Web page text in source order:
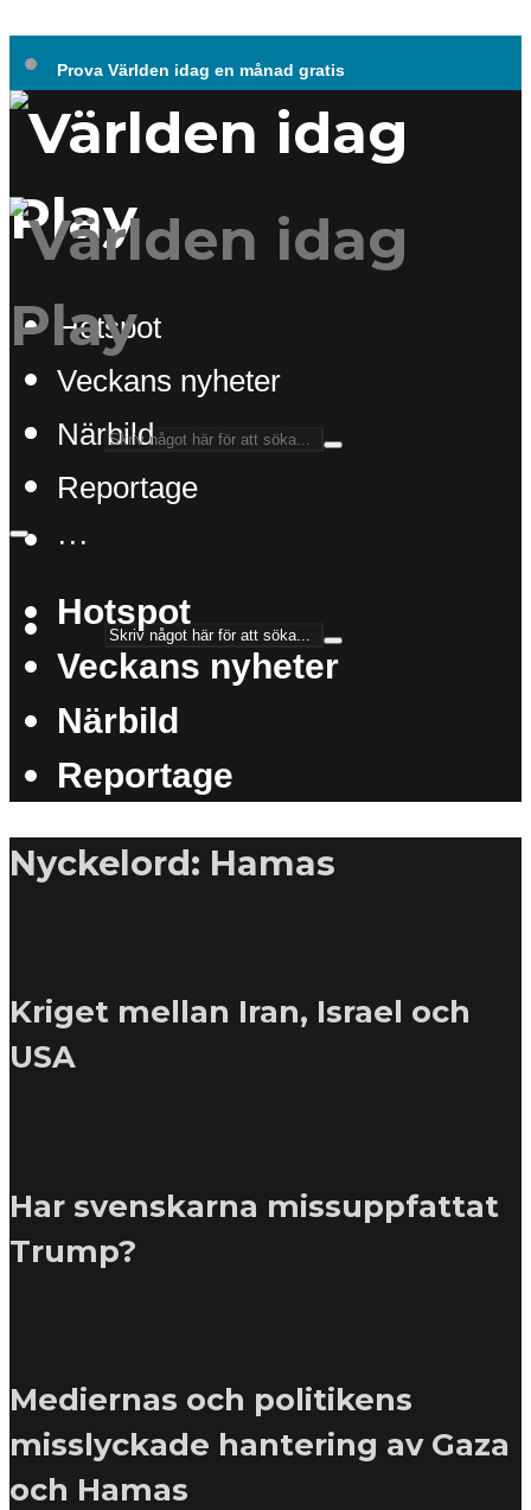
Prova Världen idag en månad gratis
Hotspot
Veckans nyheter
Närbild
Reportage
···
Hotspot
Veckans nyheter
Närbild
Reportage
Nyckelord: Hamas
Kriget mellan Iran, Israel och
USA
Har svenskarna missuppfattat
Trump?
Mediernas och politikens
misslyckade hantering av Gaza
och Hamas